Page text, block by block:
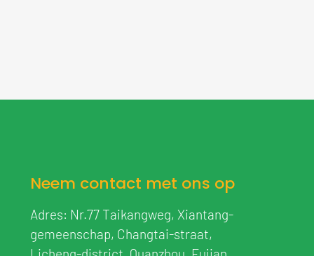
Neem contact met ons op
Adres: Nr.77 Taikangweg, Xiantang-
gemeenschap, Changtai-straat,